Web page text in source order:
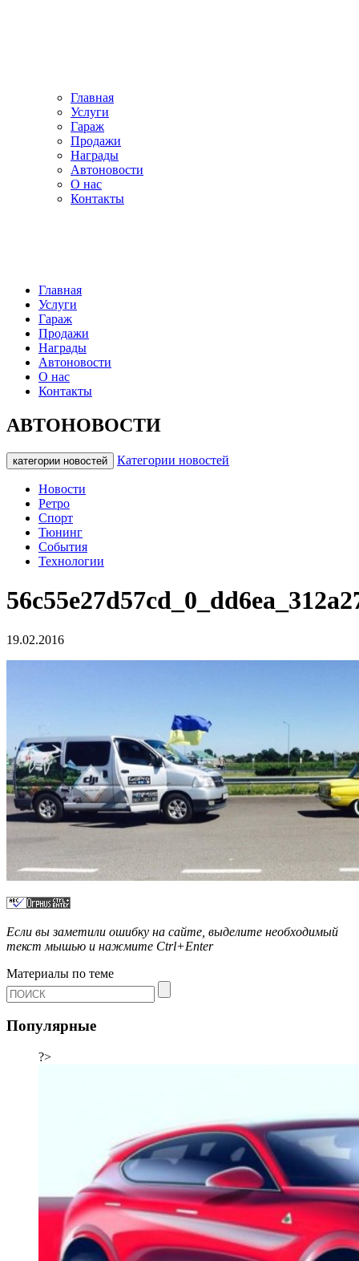
Главная
Услуги
Гараж
Продажи
Награды
Автоновости
О нас
Контакты
Главная
Услуги
Гараж
Продажи
Награды
Автоновости
О нас
Контакты
АВТОНОВОСТИ
категории новостей Категории новостей
Новости
Ретро
Спорт
Тюнинг
События
Технологии
19.02.2016
Если вы заметили ошибку на сайте, выделите необходимый
текст мышью и нажмите Ctrl+Enter
Материалы по теме
Популярные
?>